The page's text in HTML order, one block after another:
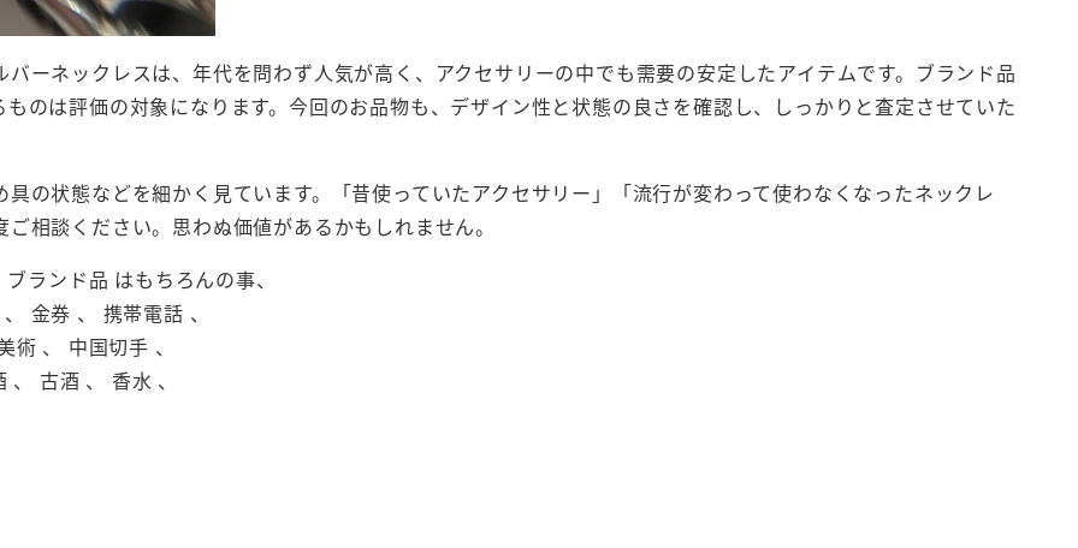
ーネックレスは、年代を問わず人気が高く、アクセサリーの中でも需要の安定したアイテムです。ブランド品
のは評価の対象になります。今回のお品物も、デザイン性と状態の良さを確認し、しっかりと査定させていた
の状態などを細かく見ています。「昔使っていたアクセサリー」「流行が変わって使わなくなったネックレ
相談ください。思わぬ価値があるかもしれません。
ランド品 はもちろんの事、
金券 、 携帯電話 、
、 中国切手 、
古酒 、 香水 、